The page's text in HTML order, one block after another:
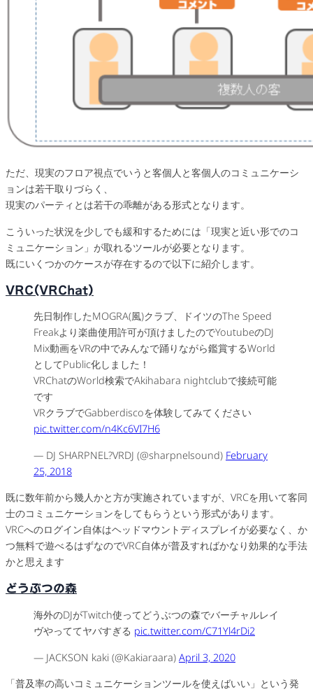
ただ、現実のフロア視点でいうと客個人と客個人のコミュニケーシ
ョンは若干取りづらく、
現実のパーティとは若干の乖離がある形式となります。
こういった状況を少しでも緩和するためには「現実と近い形でのコ
ミュニケーション」が取れるツールが必要となります。
既にいくつかのケースが存在するので以下に紹介します。
VRC(VRChat)
先日制作したMOGRA(風)クラブ、ドイツのThe Speed
Freakより楽曲使用許可が頂けましたのでYoutubeのDJ
Mix動画をVRの中でみんなで踊りながら鑑賞するWorld
としてPublic化しました！
VRChatのWorld検索でAkihabara nightclubで接続可能
です
VRクラブでGabberdiscoを体験してみてください
pic.twitter.com/n4Kc6VI7H6
— DJ SHARPNEL?VRDJ (@sharpnelsound) February
25, 2018
既に数年前から幾人かと方が実施されていますが、VRCを用いて客同
士のコミュニケーションをしてもらうという形式があります。
VRCへのログイン自体はヘッドマウントディスプレイが必要なく、か
つ無料で遊べるはずなのでVRC自体が普及すればかなり効果的な手法
かと思えます
どうぶつの森
海外のDJがTwitch使ってどうぶつの森でバーチャルレイ
ヴやっててヤバすぎる pic.twitter.com/C71Yl4rDi2
— JACKSON kaki (@Kakiaraara) April 3, 2020
「普及率の高いコミュニケーションツールを使えばいい」という発